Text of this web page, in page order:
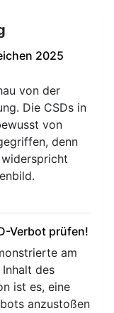
2025
von der
Die CSDs in
von
denn
Verbot prüfen!
am
Inhalt des
ist es, eine
anzustoßen